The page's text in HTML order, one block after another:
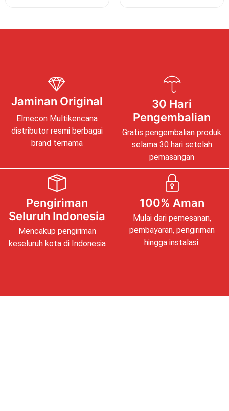
Jaminan Original
Elmecon Multikencana
distributor resmi berbagai
brand ternama
30 Hari
Pengembalian
Gratis pengembalian produk
selama 30 hari setelah
pemasangan
Pengiriman
Seluruh Indonesia
Mencakup pengiriman
keseluruh kota di Indonesia
100% Aman
Mulai dari pemesanan,
pembayaran, pengiriman
hingga instalasi.